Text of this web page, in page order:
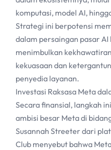
komputasi, model AI,
Strategi ini berpotensi
dalam persaingan pasar AI
menimbulkan
kekuasaan dan
penyedia layanan.
Investasi Raksasa Meta
Secara finansial, langkah
ambisi besar Meta di
Susannah Streeter dari
Club menyebut bahwa